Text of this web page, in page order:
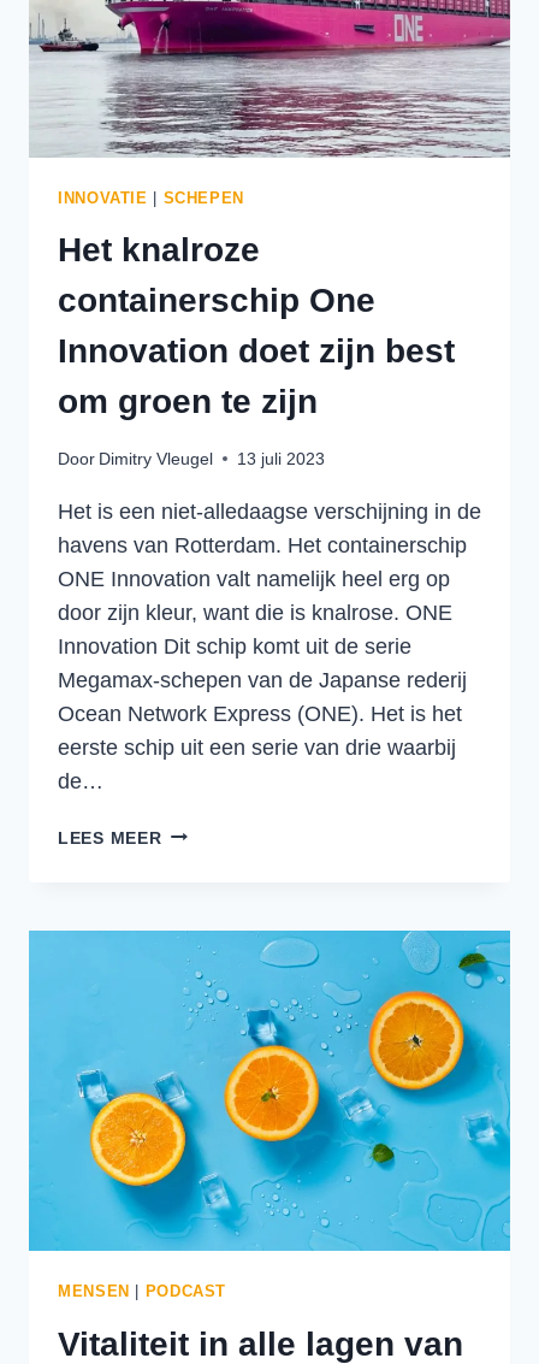
INNOVATIE SCHEPEN
Het knalroze
containerschip One
Innovation doet zijn best
om groen te zijn
Door Dimitry Vleugel 13 juli 2023
Het is een niet-alledaagse verschijning in de
havens van Rotterdam. Het containerschip
ONE Innovation valt namelijk heel erg op
door zijn kleur, want die is knalrose. ONE
Innovation Dit schip komt uit de serie
Megamax-schepen van de Japanse rederij
Ocean Network Express (ONE). Het is het
eerste schip uit een serie van drie waarbij
de…
LEES MEERHET
INNOVATION
DOET
ZIJN
BEST
GROEN
TE
ZIJN
MENSEN PODCAST
Vitaliteit in alle lagen van